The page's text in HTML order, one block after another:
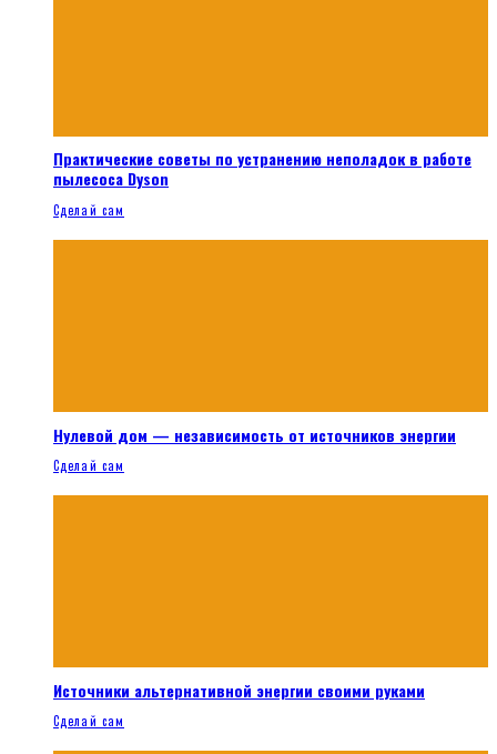
Практические советы по устранению неполадок в работе
пылесоса Dyson
Сделай сам
Нулевой дом — независимость от источников энергии
Сделай сам
Источники альтернативной энергии своими руками
Сделай сам